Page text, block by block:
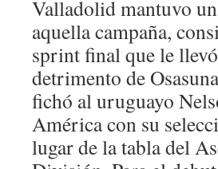
Valladolid mantuvo
aquella campaña,
sprint final que le
detrimento de
fichó al uruguayo
América con su
lugar de la tabla del